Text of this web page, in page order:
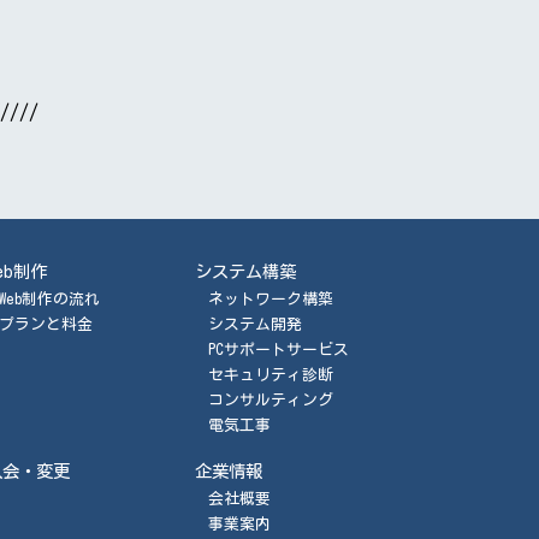
制作
Web制作の流れ
プランと料金
システム構築
ネットワーク構築
システム開発
PCサポートサービス
セキュリティ診断
コンサルティング
電気工事
会・変更 企業情報
会社概要
事業案内